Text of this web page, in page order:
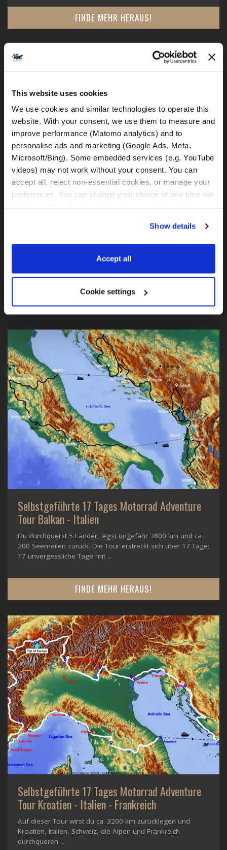
This website uses cookies
We use cookies and similar technologies to operate this
website. With your consent, we use them to measure and
improve performance (Matomo analytics) and to
personalise ads and marketing (Google Ads, Meta,
Microsoft/Bing). Some embedded services (e.g. YouTube
videos) may not work without your consent. You can
accept all, reject non-essential cookies, or manage your
preferences. You can change your choice at any time via
Show details
Accept all
Cookie settings
FINDE MEHR HERAUS!
Selbstgeführte 15 Tages Motorrad Adventure
Tour Kroatien - Karpaten - Albanische Alpen
halten diese Tour für eine der interessantesten ...
FINDE MEHR HERAUS!
Selbstgeführte 17 Tages Motorrad Adventure
Tour Balkan - Italien
Du durchquerst 5 Länder, legst ungefähr 3800 km und ca.
200 Seemeilen zurück. Die Tour erstreckt sich über 17 Tage;
17 unvergessliche Tage mit ...
FINDE MEHR HERAUS!
Selbstgeführte 17 Tages Motorrad Adventure
Tour Kroatien - Italien - Frankreich
Auf dieser Tour wirst du ca. 3200 km zurücklegen und
Kroatien, Italien, Schweiz, die Alpen und Frankreich
durchqueren ...